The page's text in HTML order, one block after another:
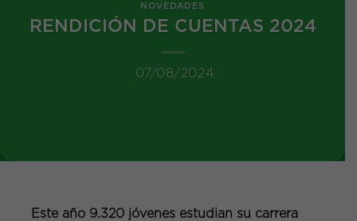
NOVEDADES
RENDICIÓN DE CUENTAS 2024
07/08/2024
Este año 9.320 jóvenes estudian su carrera